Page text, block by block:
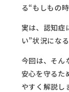
る“もしもの時
実は、認知症
い”状況にな
今回は、そん
安心を守るた
やすく解説し